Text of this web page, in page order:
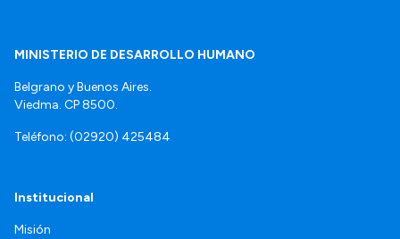
MINISTERIO DE DESARROLLO HUMANO
Belgrano y Buenos Aires.
Viedma. CP 8500.
Teléfono: (02920) 425484
Institucional
Misión